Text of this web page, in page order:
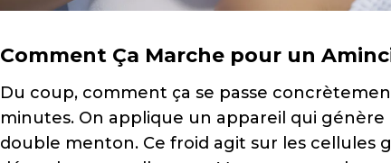
Comment Ça Marche pour un
Du coup, comment ça se passe
minutes. On applique un appareil qui
double menton. Ce froid agit sur les cellules